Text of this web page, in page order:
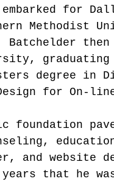
for
then
degree in
for On-
foundation
and website
years that